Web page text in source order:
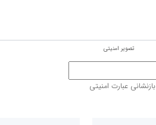
بازنشانی عبارت امنیتی